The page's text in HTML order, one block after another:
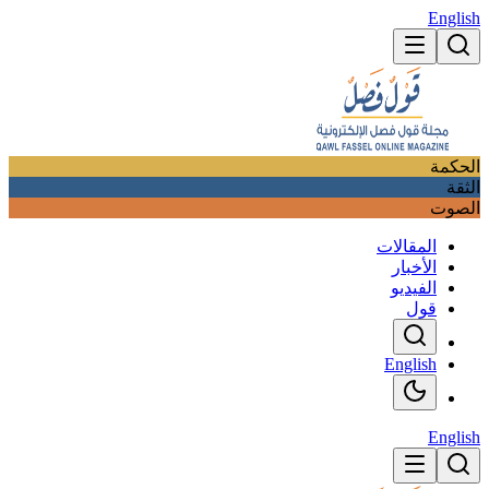
English
الحكمة
الثقة
الصوت
المقالات
الأخبار
الفيديو
قول
English
English